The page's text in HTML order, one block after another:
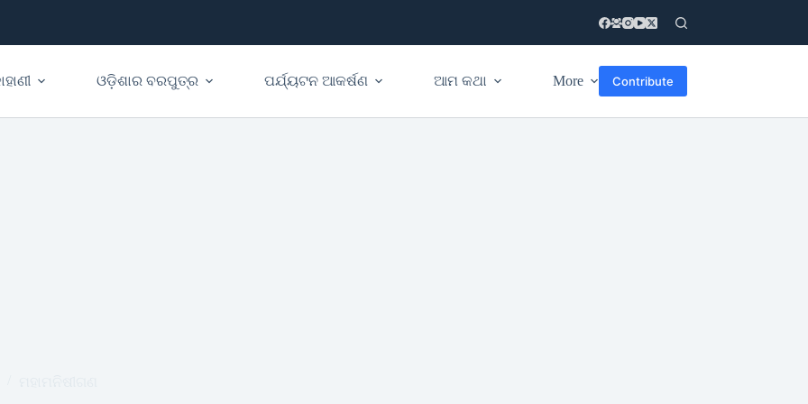
ଓଡ଼ିଶାର ବରପୁତ୍ର ପର୍ଯ୍ୟଟନ ଆକର୍ଷଣ ଆମ କଥା More Contribute